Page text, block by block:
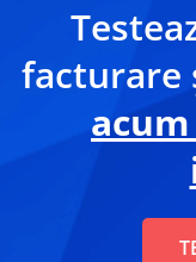
facturare